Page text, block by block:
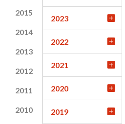
2015
2014
2013
2012
2011
2010
2023
2022
2021
2020
2019